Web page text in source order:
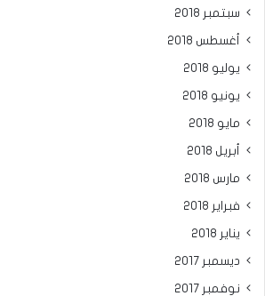
سبتمبر 2018
أغسطس 2018
يوليو 2018
يونيو 2018
مايو 2018
أبريل 2018
مارس 2018
فبراير 2018
يناير 2018
ديسمبر 2017
نوفمبر 2017